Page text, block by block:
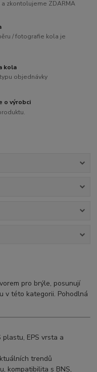
zkontolujeme ZDARMA
/ fotografie kola je
kola
objednávky
o výrobci
pro brýle, posunují
v této kategorii. Pohodlná
EPS vrsta a
trendů
kompatibilita s BNS,